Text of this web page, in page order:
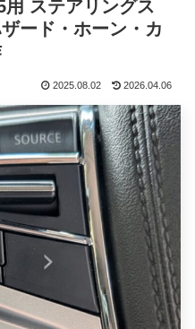
用 ステアリングス
ード・ホーン・カ
2025.08.02 2026.04.06